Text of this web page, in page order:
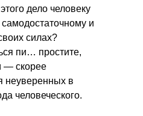
дело человеку
самодостаточному и
силах?
пи… простите,
— скорее
неуверенных в
человеческого.